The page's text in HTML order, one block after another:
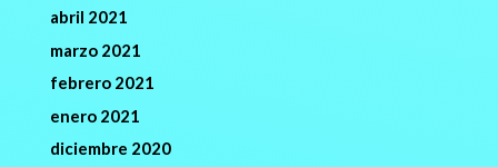
abril 2021
marzo 2021
febrero 2021
enero 2021
diciembre 2020